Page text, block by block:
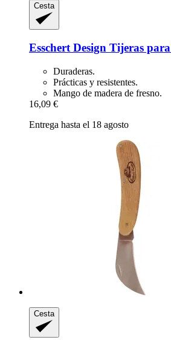
Cesta
Esschert Design Tijeras
Duraderas.
Prácticas y resistentes.
Mango de madera de fresno.
16,09 €
Entrega hasta el 18 agosto
Cesta